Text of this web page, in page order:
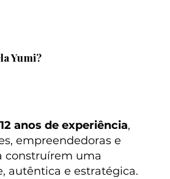
Yumi?
12 anos de experiência,
empreendedoras e
construírem uma
autêntica e estratégica.